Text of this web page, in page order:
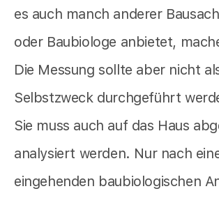
es auch manch anderer
oder Baubiologe anbietet,
Die Messung sollte aber nicht
Selbstzweck durchgeführt
Sie muss auch auf das Haus
analysiert werden. Nur nach
eingehenden baubiologischen